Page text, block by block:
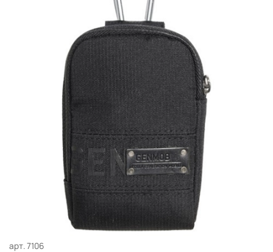
арт.7106